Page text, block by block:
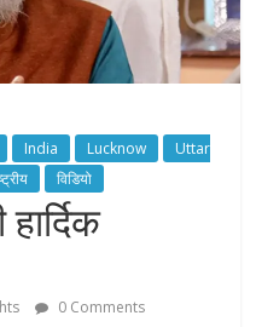
India Lucknow
Uttar
विडियो
0 Comments